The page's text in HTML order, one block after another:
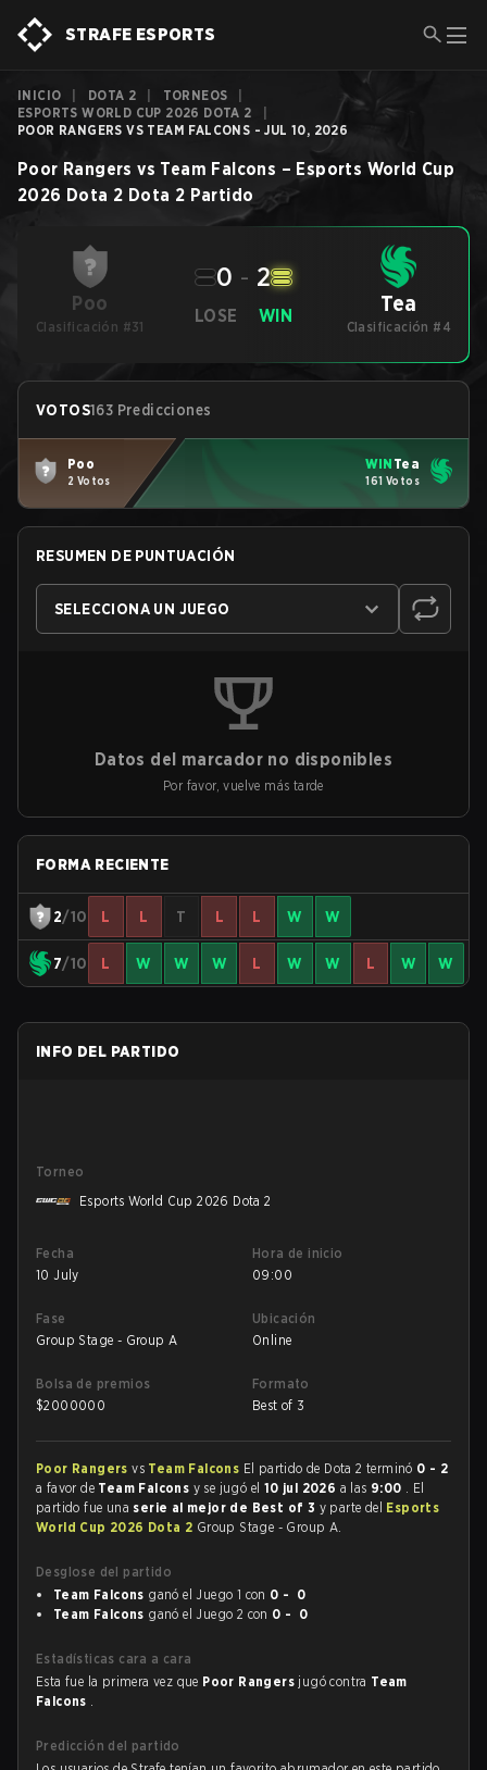
STRAFE ESPORTS
INICIO DOTA 2 TORNEOS
ESPORTS WORLD CUP 2026 DOTA 2
POOR RANGERS VS TEAM FALCONS - JUL 10, 2026
Poor Rangers vs Team Falcons – Esports World Cup
2026 Dota 2 Dota 2 Partido
Poo
Clasificación #31
LOSE
0 - 2
WIN Tea
Clasificación #4
VOTOS163 Predicciones
Poo
2 Votos
WIN Tea
161 Votos
RESUMEN DE PUNTUACIÓN
SELECCIONA UN JUEGO
Datos del marcador no disponibles
Por favor, vuelve más tarde
FORMA RECIENTE
2/10 L L T L L W W
7/10 L W W W L W W L W W
INFO DEL PARTIDO
Torneo
Esports World Cup 2026 Dota 2
Fecha
10 July
Hora de inicio
09:00
Fase
Group Stage - Group A
Ubicación
Online
Bolsa de premios
$2000000
Formato
Best of 3
Poor Rangersvs Team Falcons El partido de Dota 2 terminó 0 - 2
a favor de Team Falcons y se jugó el 10 jul 2026 a las 9:00 . El
partido fue una serie al mejor de Best of 3 y parte del Esports
World Cup 2026 Dota 2 Group Stage - Group A.
Desglose del partido
Team Falcons ganó el Juego 1 con 0 - 0
Team Falcons ganó el Juego 2 con 0 - 0
Estadísticas cara a cara
Esta fue la primera vez que Poor Rangers jugó contra Team
Falcons .
Predicción del partido